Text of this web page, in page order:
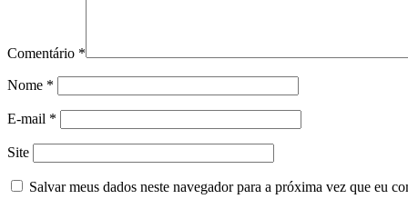
Comentário *
Nome *
E-mail *
Site
Salvar meus dados neste navegador para a próxima vez que eu